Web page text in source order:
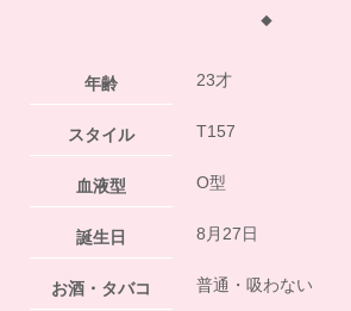
◆
年齢 23才
スタイル T157
血液型 O型
誕生日 8月27日
お酒・タバコ 普通・吸わない